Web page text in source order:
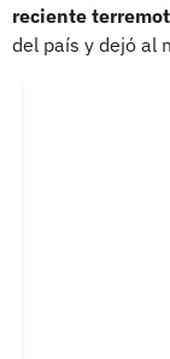
reciente
del país y dejó al